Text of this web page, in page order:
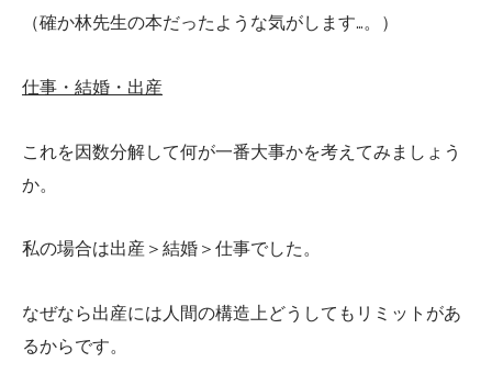
（確か林先生の本だったような気がします…。）
仕事・結婚・出産
これを因数分解して何が一番大事かを考えてみましょう
か。
私の場合は出産＞結婚＞仕事でした。
なぜなら出産には人間の構造上どうしてもリミットがあ
るからです。